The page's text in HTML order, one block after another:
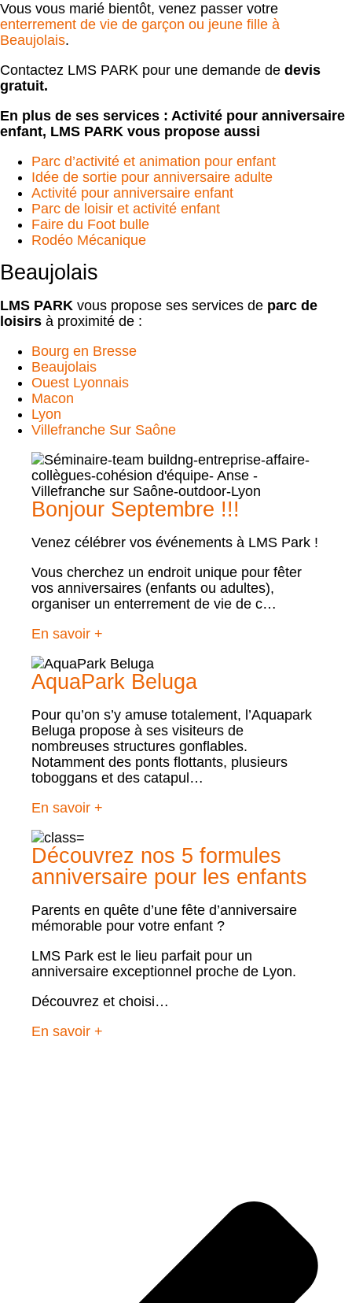
Vous vous marié bientôt, venez passer votre
enterrement de vie de garçon ou jeune fille à
Beaujolais.
Contactez LMS PARK pour une demande de devis
gratuit.
En plus de ses services : Activité pour anniversaire
enfant, LMS PARK vous propose aussi
Parc d’activité et animation pour enfant
Idée de sortie pour anniversaire adulte
Activité pour anniversaire enfant
Parc de loisir et activité enfant
Faire du Foot bulle
Rodéo Mécanique
Beaujolais
LMS PARK vous propose ses services de parc de
loisirs à proximité de :
Bourg en Bresse
Beaujolais
Ouest Lyonnais
Macon
Lyon
Villefranche Sur Saône
Bonjour Septembre !!!
Venez célébrer vos événements à LMS Park !
Vous cherchez un endroit unique pour fêter
vos anniversaires (enfants ou adultes),
organiser un enterrement de vie de c…
En savoir +
AquaPark Beluga
Pour qu’on s’y amuse totalement, l’Aquapark
Beluga propose à ses visiteurs de
nombreuses structures gonflables.
Notamment des ponts flottants, plusieurs
toboggans et des catapul…
En savoir +
Découvrez nos 5 formules
anniversaire pour les enfants
Parents en quête d’une fête d’anniversaire
mémorable pour votre enfant ?
LMS Park est le lieu parfait pour un
anniversaire exceptionnel proche de Lyon.
Découvrez et choisi…
En savoir +